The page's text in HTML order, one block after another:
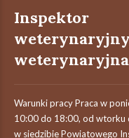
Inspektor
weterynaryjna
Warunki pracy Praca w
10:00 do 18:00, od wtorku
w siedzibie Powiatowego